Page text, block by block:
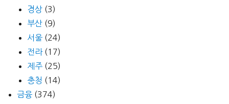
경상 (3)
부산 (9)
서울 (24)
전라(17)
제주 (25)
충청 (14)
금융 (374)